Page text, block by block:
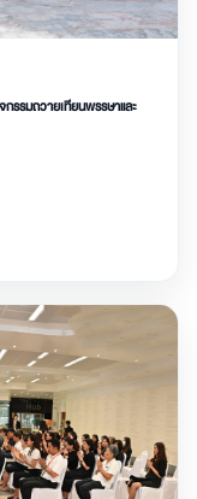
รรมถวายเทียนพรรษาและ